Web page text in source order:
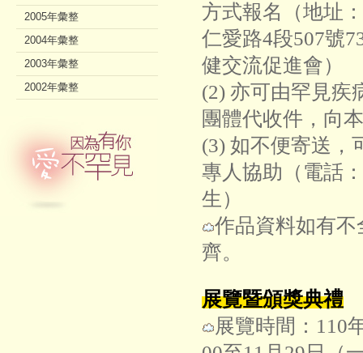
方式報名（地址
仁愛路4段507號
健交流促進會）
(2) 亦可由罕見疾
團體代收件，向
(3) 如不便寄送，
專人協助（電話
生）
作品資料如有
齊。
展覽暨頒獎典禮
展覽時間：110
2005年彙整
2004年彙整
2003年彙整
2002年彙整